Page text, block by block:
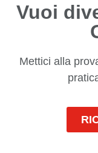
Vuoi
Mettici alla